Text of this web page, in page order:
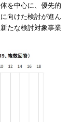
を中心に、優先的
向けた検討が進ん
たな検討対象事業